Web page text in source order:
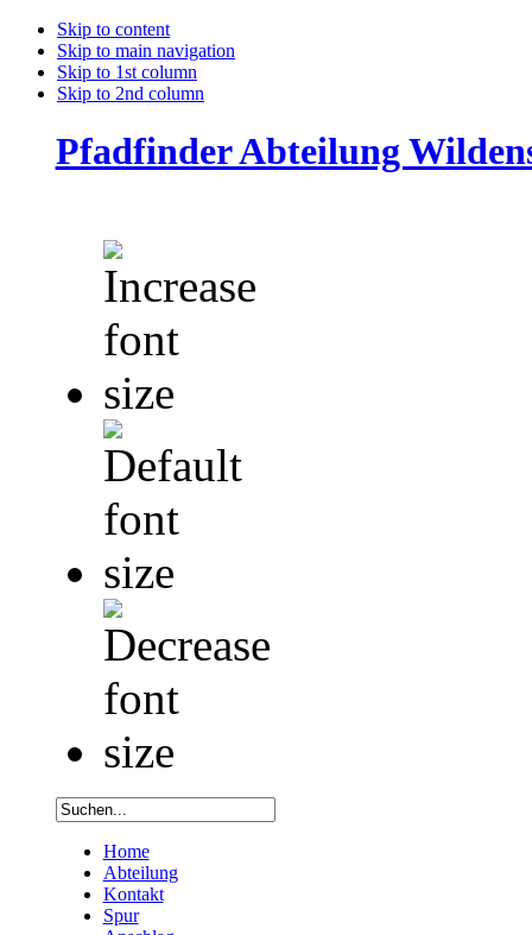
Skip to content
Skip to main navigation
Skip to 1st column
Skip to 2nd column
Pfadfinder Abteilung
Home
Abteilung
Kontakt
Spur